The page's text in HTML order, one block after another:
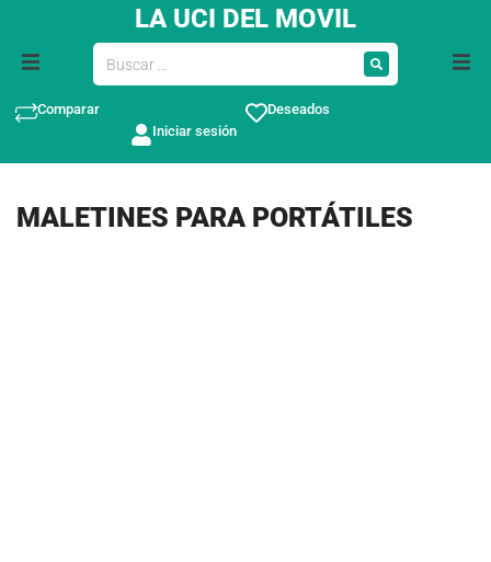
LA UCI DEL MOVIL
Comparar
Deseados
Iniciar sesión
MALETINES PARA PORTÁTILES